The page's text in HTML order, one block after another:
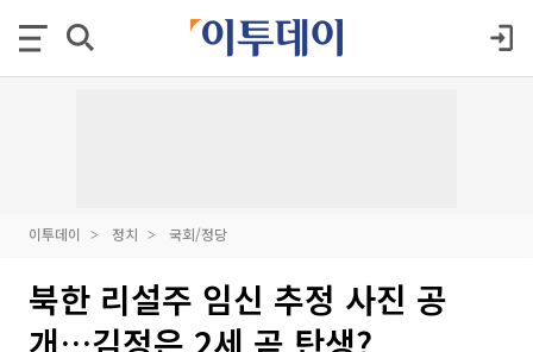
이투데이 정치 국회/정당
북한 리설주 임신 추정 사진 공
개…김정은 2세 곧 탄생?